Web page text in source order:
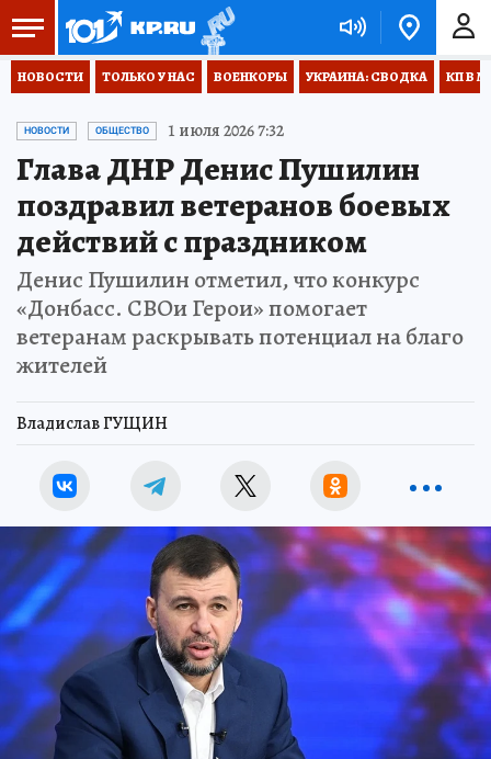
НОВОСТИ ТОЛЬКО У НАС ВОЕНКОРЫ УКРАИНА: СВОДКА КП В
НОВОСТИ ОБЩЕСТВО 1 июля 2026 7:32
Глава ДНР Денис Пушилин
поздравил ветеранов боевых
действий с праздником
Денис Пушилин отметил, что конкурс
«Донбасс. СВОи Герои» помогает
ветеранам раскрывать потенциал на благо
жителей
Владислав ГУЩИН